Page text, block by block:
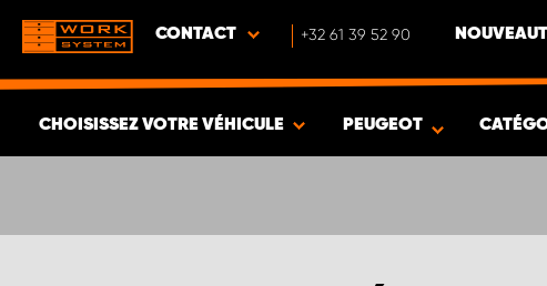
CONTACT +32 61 39 52 90
CHOISISSEZ VOTRE VÉHICULE PEUGEOT